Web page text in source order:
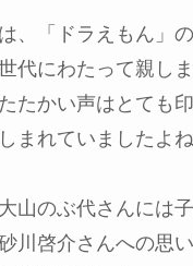
、「ドラえもん」
代にわたって親しま
たかい声はとても
まれていましたよね
山のぶ代さんには
川啓介さんへの思